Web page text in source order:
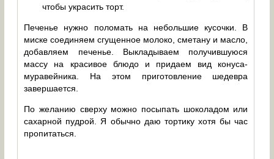
чтобы украсить торт.
Печенье нужно поломать на небольшие кусочки. В
миске соединяем сгущенное молоко, сметану и масло,
добавляем печенье. Выкладываем получившуюся
массу на красивое блюдо и придаем вид конуса-
муравейника. На этом приготовление шедевра
завершается.
По желанию сверху можно посыпать шоколадом или
сахарной пудрой. Я обычно даю тортику хотя бы час
пропитаться.